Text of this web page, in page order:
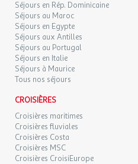
Séjours en Rép. Dominicaine
Séjours au Maroc
Séjours en Egypte
Séjours aux Antilles
Séjours au Portugal
Séjours en Italie
Séjours à Maurice
Tous nos séjours
CROISIÈRES
Croisières maritimes
Croisières fluviales
Croisières Costa
Croisières MSC
Croisières CroisiEurope